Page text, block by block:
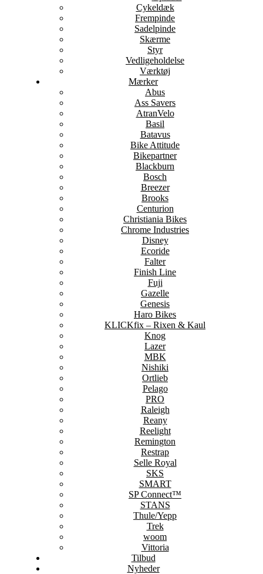
Cykeldæk
Frempinde
Sadelpinde
Skærme
Styr
Vedligeholdelse
Værktøj
Mærker
Abus
Ass Savers
AtranVelo
Basil
Batavus
Bike Attitude
Bikepartner
Blackburn
Bosch
Breezer
Brooks
Centurion
Christiania Bikes
Chrome Industries
Disney
Ecoride
Falter
Finish Line
Fuji
Gazelle
Genesis
Haro Bikes
KLICKfix – Rixen & Kaul
Knog
Lazer
MBK
Nishiki
Ortlieb
Pelago
PRO
Raleigh
Reany
Reelight
Remington
Restrap
Selle Royal
SKS
SMART
SP Connect™
STANS
Thule/Yepp
Trek
woom
Vittoria
Tilbud
Nyheder